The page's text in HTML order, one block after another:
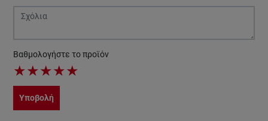
Βαθμολογήστε το προϊόν
★★★★★
Υποβολή